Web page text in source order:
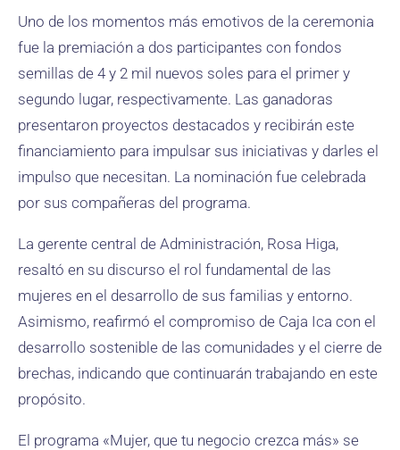
Uno de los momentos más emotivos de la ceremonia
fue la premiación a dos participantes con fondos
semillas de 4 y 2 mil nuevos soles para el primer y
segundo lugar, respectivamente. Las ganadoras
presentaron proyectos destacados y recibirán este
financiamiento para impulsar sus iniciativas y darles el
impulso que necesitan. La nominación fue celebrada
por sus compañeras del programa.
La gerente central de Administración, Rosa Higa,
resaltó en su discurso el rol fundamental de las
mujeres en el desarrollo de sus familias y entorno.
Asimismo, reafirmó el compromiso de Caja Ica con el
desarrollo sostenible de las comunidades y el cierre de
brechas, indicando que continuarán trabajando en este
propósito.
El programa «Mujer, que tu negocio crezca más» se